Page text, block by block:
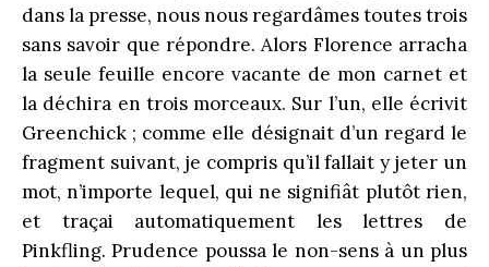
dans la presse, nous nous regardâmes toutes trois
sans savoir que répondre. Alors Florence arracha
la seule feuille encore vacante de mon carnet et
la déchira en trois morceaux. Sur l’un, elle écrivit
Greenchick ; comme elle désignait d’un regard le
fragment suivant, je compris qu’il fallait y jeter un
mot, n’importe lequel, qui ne signifiât plutôt rien,
et traçai automatiquement les lettres de
Pinkfling. Prudence poussa le non-sens à un plus